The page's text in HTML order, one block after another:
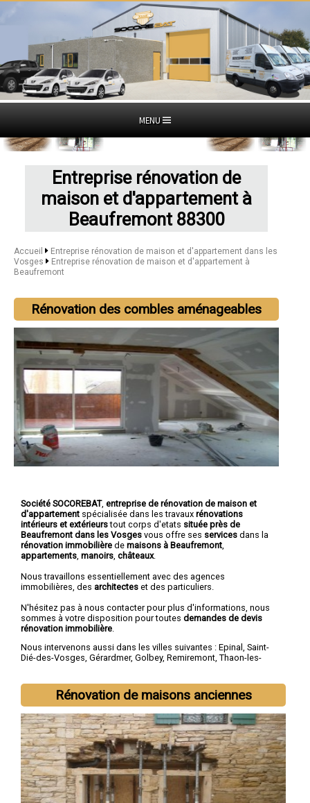
MENU
Entreprise rénovation de
maison et d'appartement à
Beaufremont 88300
Accueil
Entreprise rénovation de maison et d'appartement dans les
Vosges
Entreprise rénovation de maison et d'appartement à
Beaufremont
Rénovation des combles aménageables
Société SOCOREBAT, entreprise de rénovation de maison et
d'appartement spécialisée dans les travaux rénovations
intérieurs et extérieurstout corps d'etats située près de
Beaufremont dans les Vosges vous offre ses services dans la
rénovation immobilière de maisons à Beaufremont
appartements manoirs châteaux.
Nous travaillons essentiellement avec des agences
immobilières, des architectes et des particuliers.
N'hésitez pas à nous contacter pour plus d'informations, nous
sommes à votre disposition pour toutes demandes de devis
rénovation immobilière
Nous intervenons aussi dans les villes suivantes : Epinal , Saint-
Dié-des-Vosges, Gérardmer, Golbey, Remiremont, Thaon-les-
Rénovation de maisons anciennes